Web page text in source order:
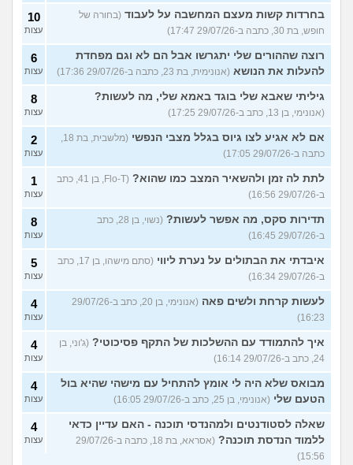
בחרדות קשות מעצם המחשבה על לעבוד (בחורה של
חופש, בת 30, כתבה ב-29/07/26 17:47)
10
עצות
רוצה שההורים שלי יתגרשו אבל הם לא וגם מפחדת
להעלות את הנושא (אנונימית, בת 23, כתבה ב-29/07/26 17:36)
6
עצות
גיליתי שאבא שלי בוגד באמא שלי, מה לעשות?
(אנונימי, בן 13, כתב ב-29/07/26 17:25)
8
עצות
אם לא אגיע לצו גיוס בגלל מצבי הנפשי
(מלשבית, בת 18,
כתבה ב-29/07/26 17:05)
2
עצות
לתת לה זמן ולהשאיר המצב כמו שהוא?
(Flo-T, בן 41, כתב
ב-29/07/26 16:56)
1
עצות
תדירות סקס, מה אפשר לעשות?
(נשוי, בן 28, כתב
ב-29/07/26 16:45)
8
עצות
איבדתי את הבתולים על נערת ליווי
(סתם מישהו, בן 17, כתב
ב-29/07/26 16:34)
5
עצות
לעשות קרחת ולשים פאה
(אנונימי, בן 20, כתב ב-29/07/26
16:23)
4
עצות
איך להתמודד עם ההשלכות של התקף פסיכוטי? (ג'וני, בן
24, כתב ב-29/07/26 16:14)
4
עצות
מבואס שלא היה לי אומץ להתחיל עם מישהי שהיא בול
הטעם שלי (אנונימי, בן 25, כתב ב-29/07/26 16:05)
4
עצות
שאלה לסטודנטים ולמהנדסי תוכנה - האם עדיין כדאי
ללמוד הנדסת תוכנה?
(אסראא, בת 18, כתבה ב-29/07/26
15:56)
4
עצות